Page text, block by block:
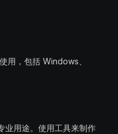
用，包括 Windows、
业用途。使用工具来制作